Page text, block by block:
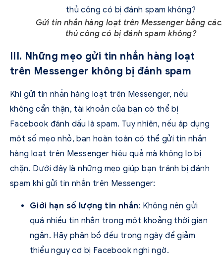
Gửi tin nhắn hàng loạt trên Messenger bằng
thủ công có bị đánh spam không?
III. Những mẹo gửi tin nhắn hàng loạt
trên Messenger không bị đánh spam
Khi gửi tin nhắn hàng loạt trên Messenger, nếu
không cẩn thận, tài khoản của bạn có thể bị
Facebook đánh dấu là spam. Tuy nhiên, nếu áp dụng
một số mẹo nhỏ, bạn hoàn toàn có thể gửi tin nhắn
hàng loạt trên Messenger hiệu quả mà không lo bị
chặn. Dưới đây là những mẹo giúp bạn tránh bị đánh
spam khi gửi tin nhắn trên Messenger:
Giới hạn số lượng tin nhắn: Không nên gửi
quá nhiều tin nhắn trong một khoảng thời gian
ngắn. Hãy phân bổ đều trong ngày để giảm
thiểu nguy cơ bị Facebook nghi ngờ.